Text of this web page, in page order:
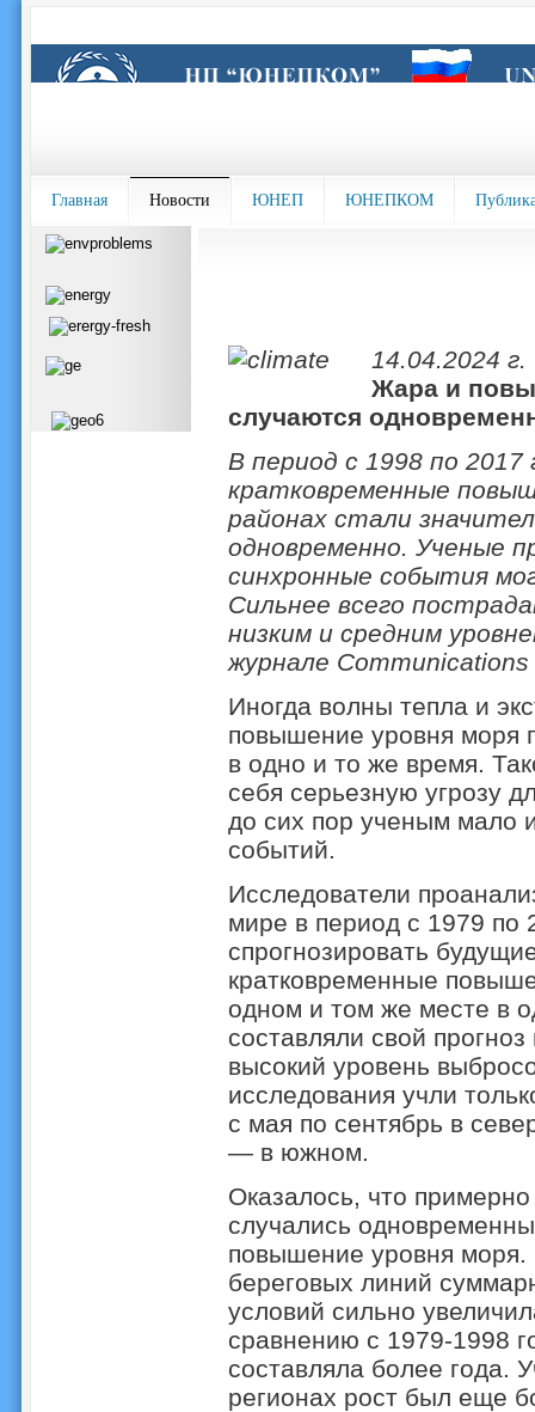
Главная Новости ЮНЕП ЮНЕПКОМ
14.04.2024 г.
Жара и
случаются
В период с 1998 по
кратковременные
районах стали
одновременно. Ученые
синхронные события
Сильнее всего
низким и средним
журнале
Иногда волны тепла и
повышение уровня моря
в одно и то же время.
себя серьезную угрозу
до сих пор ученым мало
событий.
Исследователи
мире в период с 1979 по
спрогнозировать
кратковременные
одном и том же месте в
составляли свой
высокий уровень
исследования учли
с мая по сентябрь в
— в южном.
Оказалось, что
случались
повышение уровня
береговых линий
условий сильно
сравнению с 1979-1998
составляла более года.
регионах рост был еще